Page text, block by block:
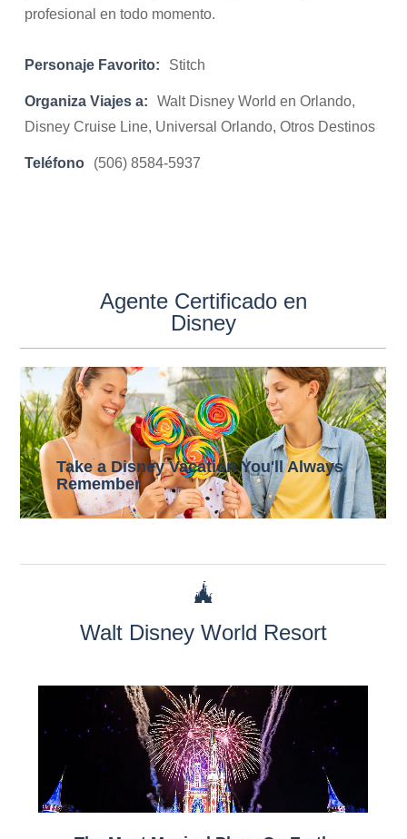
profesional en todo momento.
Personaje Favorito: Stitch
Organiza Viajes a:
Walt Disney World en Orlando,
Disney Cruise Line, Universal Orlando, Otros Destinos
Teléfono (506) 8584-5937